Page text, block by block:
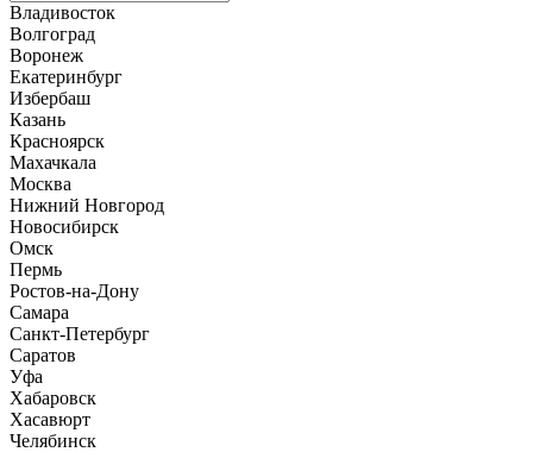
Владивосток
Волгоград
Воронеж
Екатеринбург
Избербаш
Казань
Красноярск
Махачкала
Москва
Нижний Новгород
Новосибирск
Омск
Пермь
Ростов-на-Дону
Самара
Санкт-Петербург
Саратов
Уфа
Хабаровск
Хасавюрт
Челябинск